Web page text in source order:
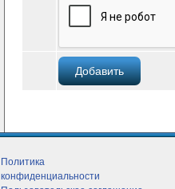
Политика
конфиденциальности